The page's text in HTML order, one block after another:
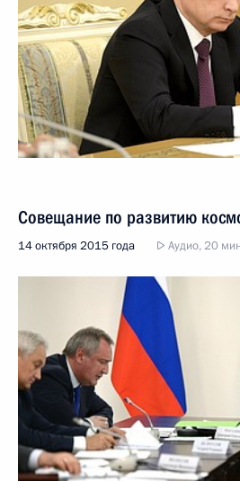
Совещание по развитию
14 октября 2015 года Аудио, 20